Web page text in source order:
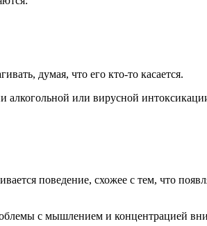
думая, что его кто-то касается.
алкогольной или вирусной
поведение, схожее с тем, что
с мышлением и концентрацией